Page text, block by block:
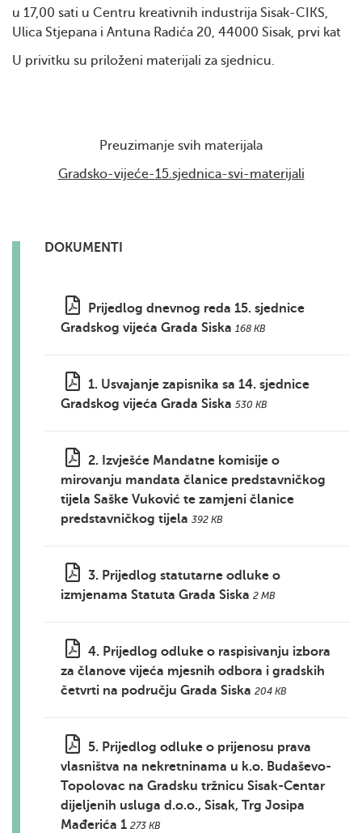
u 17,00 sati u Centru kreativnih industrija Sisak-CIKS,
Ulica Stjepana i Antuna Radića 20, 44000 Sisak, prvi kat
U privitku su priloženi materijali za sjednicu.
Preuzimanje svih materijala
Gradsko-vijeće-15.sjednica-svi-materijali
DOKUMENTI
Prijedlog dnevnog reda 15. sjednice
Gradskog vijeća Grada Siska 168 KB
1. Usvajanje zapisnika sa 14. sjednice
Gradskog vijeća Grada Siska 530 KB
2. Izvješće Mandatne komisije o
mirovanju mandata članice predstavničkog
tijela Saške Vuković te zamjeni članice
predstavničkog tijela 392 KB
3. Prijedlog statutarne odluke o
izmjenama Statuta Grada Siska 2 MB
4. Prijedlog odluke o raspisivanju izbora
za članove vijeća mjesnih odbora i gradskih
četvrti na području Grada Siska 204 KB
5. Prijedlog odluke o prijenosu prava
vlasništva na nekretninama u k.o. Budaševo-
Topolovac na Gradsku tržnicu Sisak-Centar
dijeljenih usluga d.o.o., Sisak, Trg Josipa
Mađerića 1 273 KB